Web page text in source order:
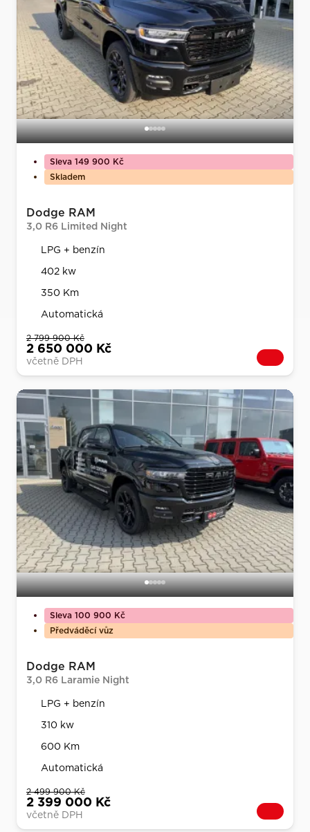
Sleva 149 900 Kč
Skladem
Dodge RAM
3,0 R6 Limited Night
LPG + benzín
402 kw
350 Km
Automatická
2 799 900 Kč
2 650 000 Kč
včetně DPH
Sleva 100 900 Kč
Předváděcí vůz
Dodge RAM
3,0 R6 Laramie Night
LPG + benzín
310 kw
600 Km
Automatická
2 499 900 Kč
2 399 000 Kč
včetně DPH